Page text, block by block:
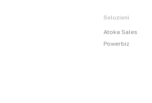
Soluzioni
Atoka Sales
Powerbiz